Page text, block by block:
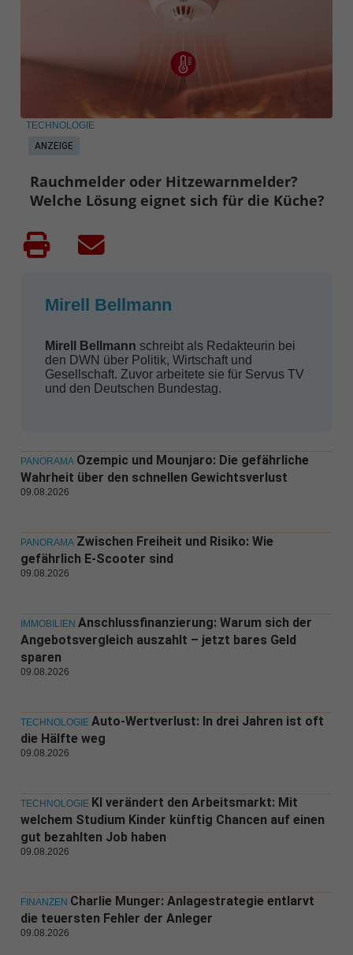
ANZEIGE
TECHNOLOGIE
Rauchmelder oder Hitzewarnmelder?
Welche Lösung eignet sich für die Küche?
Mirell Bellmann
Mirell Bellmann schreibt als Redakteurin bei
den DWN über Politik, Wirtschaft und
Gesellschaft. Zuvor arbeitete sie für Servus TV
und den Deutschen Bundestag.
PANORAMA Ozempic und Mounjaro: Die gefährliche
Wahrheit über den schnellen Gewichtsverlust
09.08.2026
PANORAMA Zwischen Freiheit und Risiko: Wie
gefährlich E-Scooter sind
09.08.2026
IMMOBILIEN Anschlussfinanzierung: Warum sich der
Angebotsvergleich auszahlt – jetzt bares Geld
sparen
09.08.2026
TECHNOLOGIE Auto-Wertverlust: In drei Jahren ist oft
die Hälfte weg
09.08.2026
TECHNOLOGIE KI verändert den Arbeitsmarkt: Mit
welchem Studium Kinder künftig Chancen auf einen
gut bezahlten Job haben
09.08.2026
FINANZEN Charlie Munger: Anlagestrategie entlarvt
die teuersten Fehler der Anleger
09.08.2026